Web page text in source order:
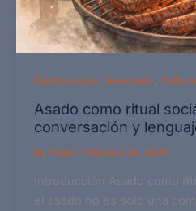
Gastronomía, Avanzado ,
Asado como ritual
conversación y
By Pablo / February 23, 2026
Introducción Asado como
el asado no es solo una